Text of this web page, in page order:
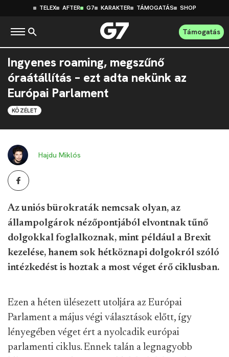
TELEX AFTER G7 KARAKTER TÁMOGATÁS SHOP
Támogatás
Ingyenes roaming, megszűnő
óraátállítás – ezt adta nekünk az
Európai Parlament
KÖZÉLET
Hajdu Miklós
Az uniós bürokraták nemcsak olyan, az
állampolgárok nézőpontjából elvontnak tűnő
dolgokkal foglalkoznak, mint például a Brexit
kezelése, hanem sok hétköznapi dolgokról szóló
intézkedést is hoztak a most véget érő ciklusban.
Ezen a héten ülésezett utoljára az Európai
Parlament a május végi választások előtt, így
lényegében véget ért a nyolcadik európai
parlamenti ciklus. Ennek talán a legnagyobb